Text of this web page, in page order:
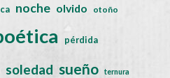
noche olvido otoño
pérdida
soledad sueño ternura